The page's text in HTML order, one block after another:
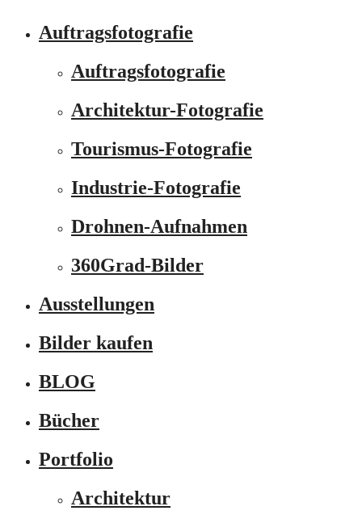
Auftragsfotografie
Auftragsfotografie
Architektur-Fotografie
Tourismus-Fotografie
Industrie-Fotografie
Drohnen-Aufnahmen
360Grad-Bilder
Ausstellungen
Bilder kaufen
BLOG
Bücher
Portfolio
Architektur